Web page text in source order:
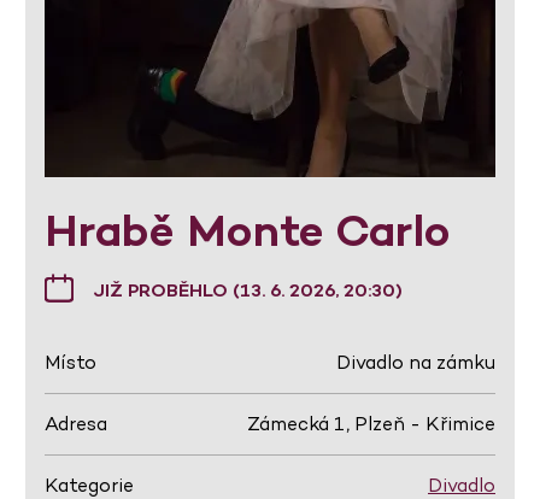
Hrabě Monte Carlo
JIŽ PROBĚHLO (13. 6. 2026, 20:30)
Místo Divadlo na zámku
Adresa Zámecká 1, Plzeň - Křimice
Kategorie Divadlo